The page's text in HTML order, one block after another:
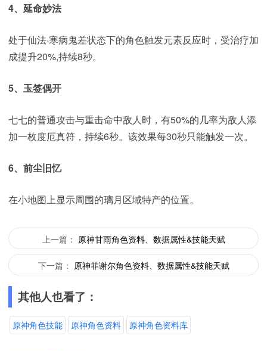
4、延命妙法
处于仙法·寒病鬼差状态下的角色触发元素反应时，受治疗加
成提升20%,持续8秒。
5、玉签偶开
七七的普通攻击与重击命中敌人时，有50%的几率为敌人添
加一枚度厄真符，持续6秒。该效果每30秒只能触发一次。
6、前尘旧忆
在小地图上显示周围的璃月区域特产的位置。
上一篇： 原神甘雨角色资料、数据属性&技能天赋
下一篇： 原神菲谢尔角色资料、数据属性&技能天赋
其他人也看了：
原神角色技能 原神角色资料 原神角色资料库